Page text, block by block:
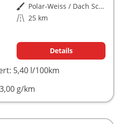
Außenfarbe
Polar-Weiss / Dach Schwarz
Kilometerstand 25 km
Details
5,40 l/100km
g/km